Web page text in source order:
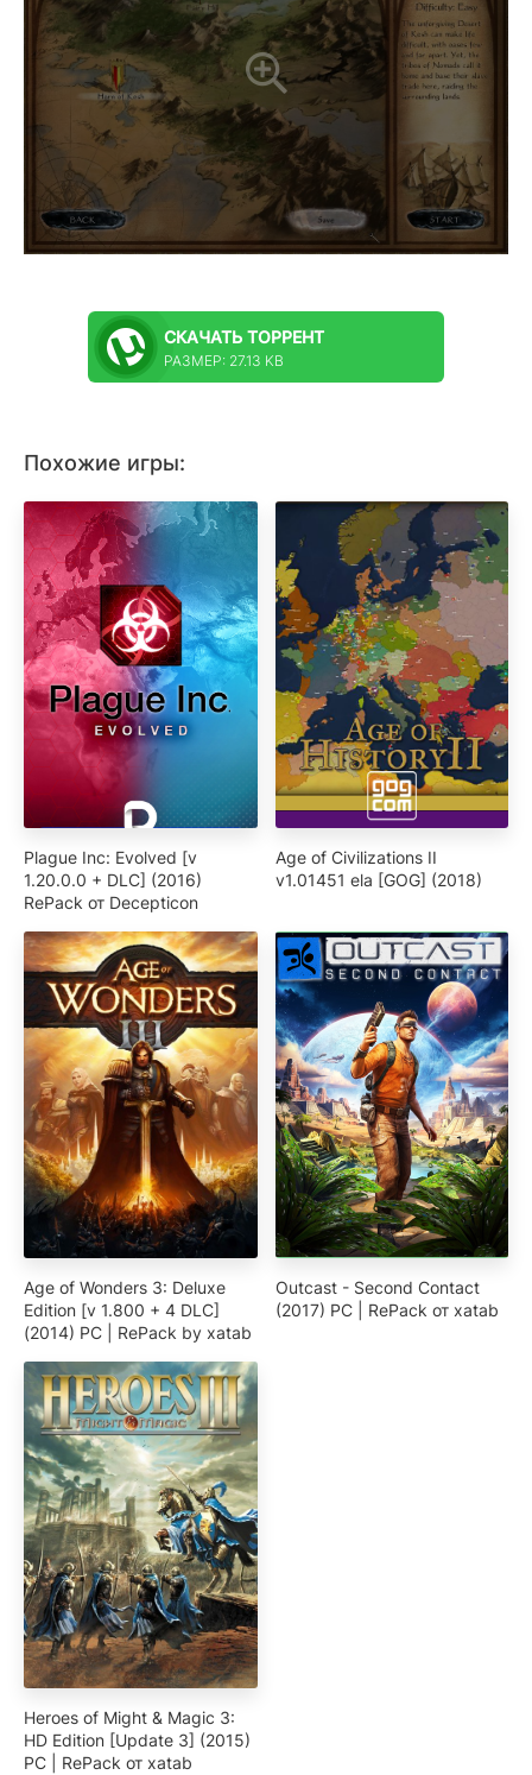
СКАЧАТЬ ТОРРЕНТ
РАЗМЕР: 27.13 KB
Похожие игры:
Plague Inc: Evolved [v
1.20.0.0 + DLC] (2016)
RePack от Decepticon
Age of Civilizations II
v1.01451 ela [GOG] (2018)
Age of Wonders 3: Deluxe
Edition [v 1.800 + 4 DLC]
(2014) PC | RePack by xatab
Outcast - Second Contact
(2017) PC | RePack от xatab
Heroes of Might & Magic 3:
HD Edition [Update 3] (2015)
PC | RePack от xatab